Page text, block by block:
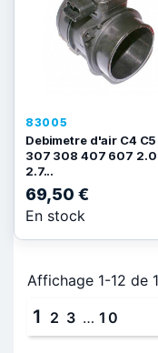
83005
Debimetre d'air C4 C5
307 308 407 607 2.0
2.7...
69,50 €
En stock
Affichage 1-12 de
1 2 3 … 10